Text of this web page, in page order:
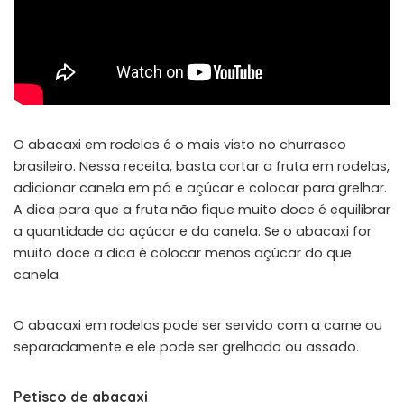
O abacaxi em rodelas é o mais visto no churrasco
brasileiro. Nessa receita, basta cortar a fruta em rodelas,
adicionar canela em pó e açúcar e colocar para grelhar.
A dica para que a fruta não fique muito doce é equilibrar
a quantidade do açúcar e da canela. Se o abacaxi for
muito doce a dica é colocar menos açúcar do que
canela.
O abacaxi em rodelas pode ser servido com a carne ou
separadamente e ele pode ser grelhado ou assado.
Petisco de abacaxi